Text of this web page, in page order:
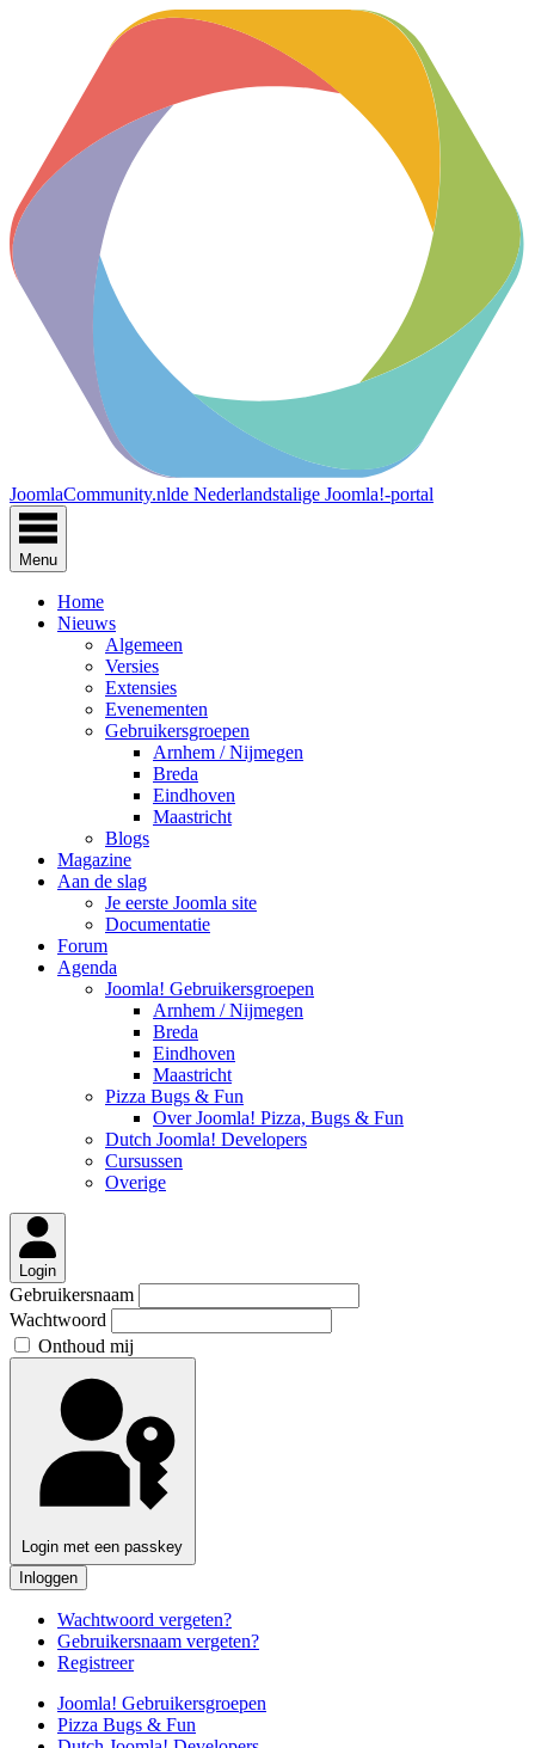
JoomlaCommunity.nlde Nederlandstalige Joomla!-portal
Menu
Home
Nieuws
Algemeen
Versies
Extensies
Evenementen
Gebruikersgroepen
Arnhem / Nijmegen
Breda
Eindhoven
Maastricht
Blogs
Magazine
Aan de slag
Je eerste Joomla site
Documentatie
Forum
Agenda
Joomla! Gebruikersgroepen
Arnhem / Nijmegen
Breda
Eindhoven
Maastricht
Pizza Bugs & Fun
Over Joomla! Pizza, Bugs & Fun
Dutch Joomla! Developers
Cursussen
Overige
Login
Gebruikersnaam
Wachtwoord
Onthoud mij
Login met een passkey
Inloggen
Wachtwoord vergeten?
Gebruikersnaam vergeten?
Registreer
Joomla! Gebruikersgroepen
Pizza Bugs & Fun